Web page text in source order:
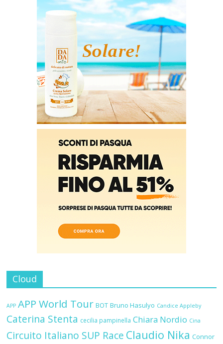
Cloud
APP APP World Tour BOT Bruno Hasulyo Candice Appleby
Caterina Stenta cecilia pampinella Chiara Nordio Cina
Circuito Italiano SUP Race Claudio Nika Connor